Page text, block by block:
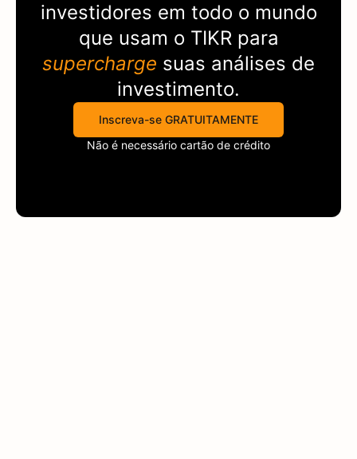
investidores em todo o mundo
que usam o TIKRpara
supercharge suas análises de
investimento.
Inscreva-se GRATUITAMENTE
Não é necessário cartão de crédito